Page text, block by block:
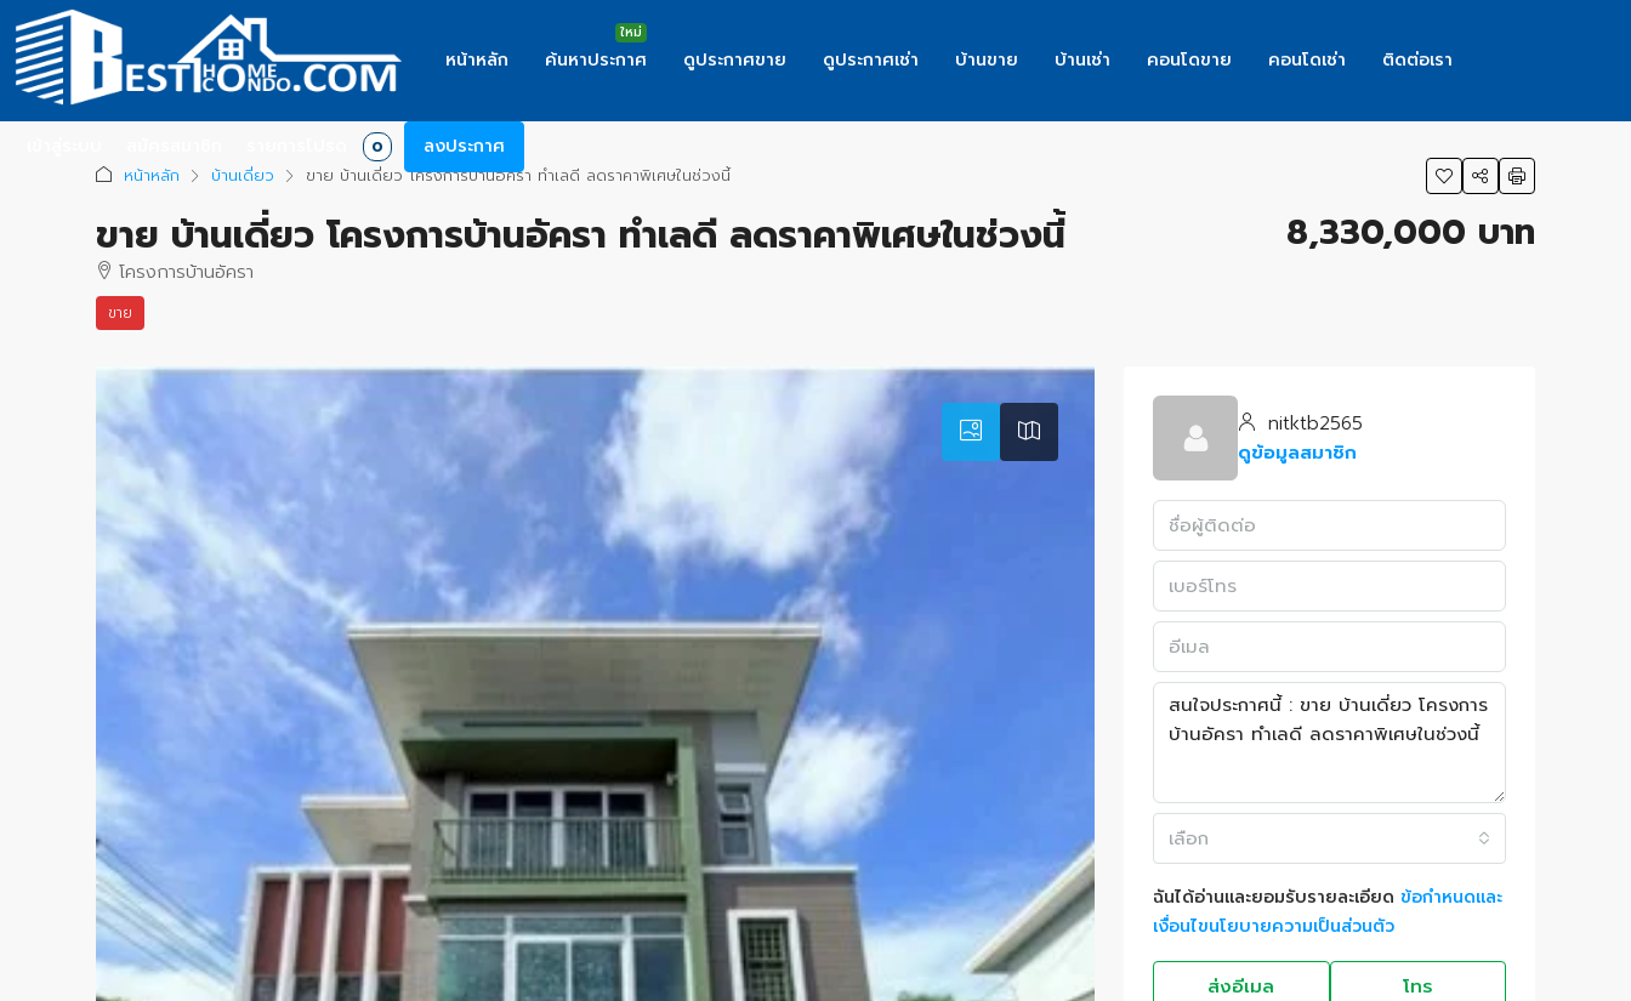
หน้าหลัก ค้นหาประกาศ ดูประกาศขาย ดูประกาศเช่า บ้านขาย บ้านเช่า คอนโดขาย คอนโดเช่า ติดต่อเรา
0 ลงประกาศ
หน้าหลัก บ้านเดี่ยว ขาย บ้านเดี่ยว โครงการบ้านอัครา ทำเลดี ลดราคาพิเศษในช่วงนี้
ขาย บ้านเดี่ยว โครงการบ้านอัครา ทำเลดี ลดราคาพิเศษในช่วงนี้
โครงการบ้านอัครา
ขาย
8,330,000 บาท
nitktb2565
ดูข้อมูลสมาชิก
เลือก
ฉันได้อ่านและยอมรับรายละเอียด ข้อกำหนดและ
เงื่อนไขนโยบายความเป็นส่วนตัว
ส่งอีเมล โทร